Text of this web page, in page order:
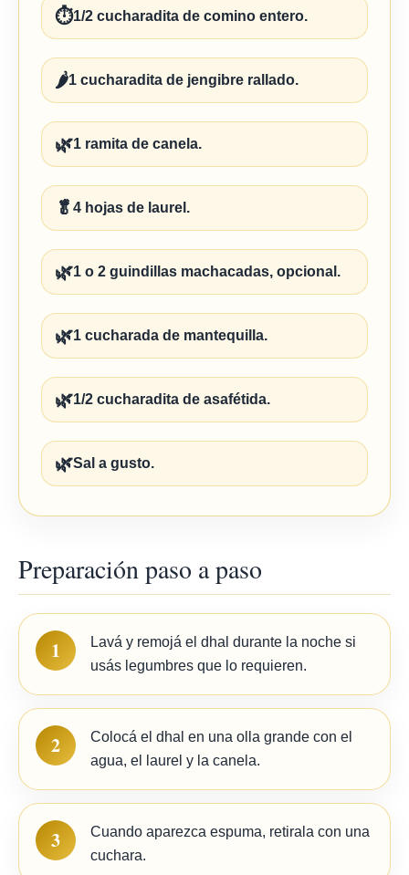
⏱️1/2 cucharadita de comino entero.
🌶️1 cucharadita de jengibre rallado.
🌿1 ramita de canela.
🥬 4 hojas de laurel.
🌿1 o 2 guindillas machacadas, opcional.
🌿1 cucharada de mantequilla.
🌿1/2 cucharadita de asafétida.
🌿Sal a gusto.
Preparación paso a paso
1
Lavá y remojá el dhal durante la noche si
usás legumbres que lo requieren.
2
Colocá el dhal en una olla grande con el
agua, el laurel y la canela.
3
Cuando aparezca espuma, retirala con una
cuchara.